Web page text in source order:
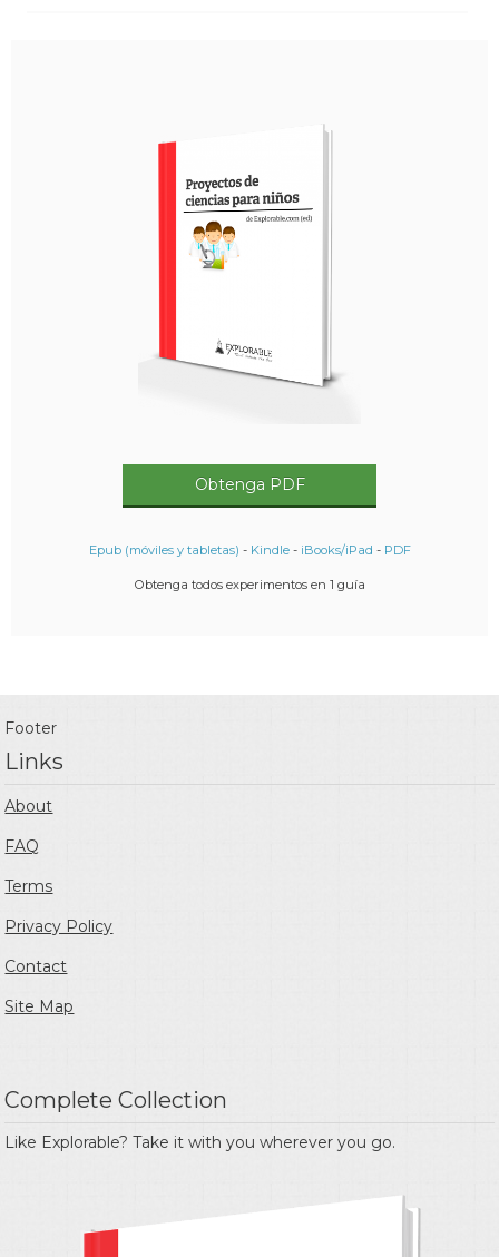
Obtenga PDF
Epub (móviles y tabletas) - Kindle- iBooks/iPad - PDF
Obtenga todos experimentos en 1 guía
Footer
Links
About
FAQ
Terms
Privacy Policy
Contact
Site Map
Complete Collection
Like Explorable? Take it with you wherever you go.